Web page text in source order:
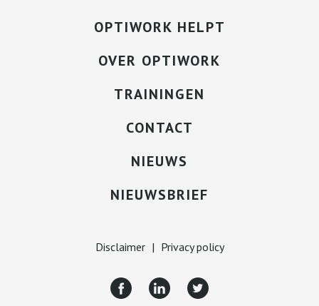
OPTIWORK HELPT
OVER OPTIWORK
TRAININGEN
CONTACT
NIEUWS
NIEUWSBRIEF
Disclaimer | Privacy policy